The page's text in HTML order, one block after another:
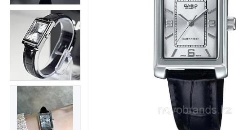
завод)
Часы Seiko
Casio спортивные часы
Будильники / настольные часы
Парные модели | СКИДКИ
Новости
Статьи